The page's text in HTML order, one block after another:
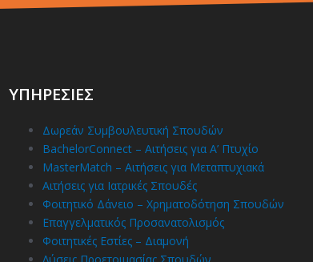
ΥΠΗΡΕΣΙΕΣ
Δωρεάν Συμβουλευτική Σπουδών
BachelorConnect – Αιτήσεις για Α’ Πτυχίο
MasterMatch – Αιτήσεις για Μεταπτυχιακά
Αιτήσεις για Ιατρικές Σπουδές
Φοιτητικό Δάνειο – Χρηματοδότηση Σπουδών
Επαγγελματικός Προσανατολισμός
Φοιτητικές Εστίες – Διαμονή
Λύσεις Προετοιμασίας Σπουδών